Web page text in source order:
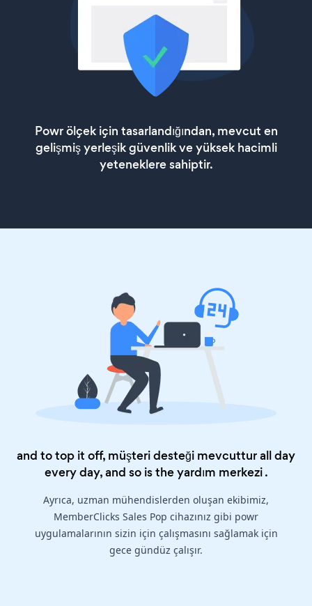
Powr ölçek için tasarlandığından, mevcut en
gelişmiş yerleşik güvenlik ve yüksek hacimli
yeteneklere sahiptir.
and to top it off, müşteri desteği mevcuttur all day
every day, and so is theyardım merkezi.
Ayrıca, uzman mühendislerden oluşan ekibimiz,
MemberClicks Sales Pop cihazınız gibi powr
uygulamalarının sizin için çalışmasını sağlamak için
gece gündüz çalışır.